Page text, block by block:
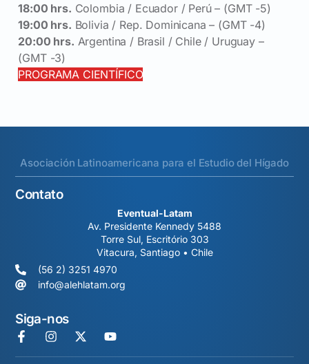
18:00 hrs. Colombia / Ecuador / Perú – (GMT -5)
19:00 hrs. Bolivia / Rep. Dominicana – (GMT -4)
20:00 hrs. Argentina / Brasil / Chile / Uruguay –
(GMT -3)
PROGRAMA CIENTÍFICO
Asociación Latinoamericana para el Estudio del Hígado
Contato
Eventual-Latam
Av. Presidente Kennedy 5488
Torre Sul, Escritório 303
Vitacura, Santiago • Chile
(56 2) 3251 4970
info@alehlatam.org
Siga-nos